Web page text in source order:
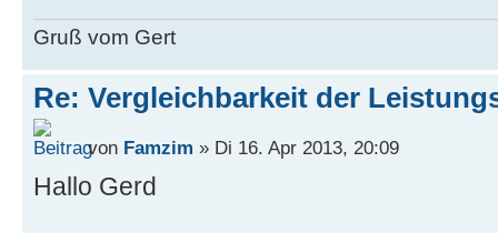
Gruß vom Gert
Re: Vergleichbarkeit der
von Famzim » Di 16. Apr 2013, 20:09
Hallo Gerd